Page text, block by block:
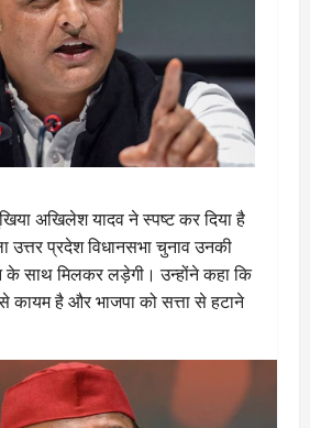
अखिलेश यादव ने स्पष्ट कर दिया है
उत्तर प्रदेश विधानसभा चुनाव उनकी
के साथ मिलकर लड़ेगी। उन्होंने कहा कि
कायम है और भाजपा को सत्ता से हटाने